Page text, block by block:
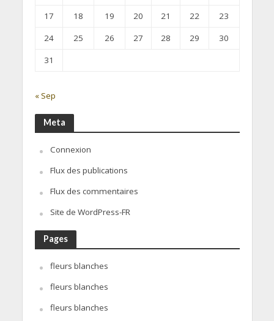
17
18 19 20 21 22
23
24
25 26 27 28 29
30
31
« Sep
Meta
Connexion
Flux des publications
Flux des commentaires
Site de WordPress-FR
Pages
fleurs blanches
fleurs blanches
fleurs blanches